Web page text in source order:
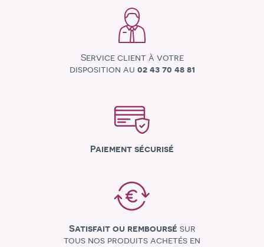
Service client à votre
disposition au 02 43 70 48 81
Paiement sécurisé
Satisfait ou remboursé sur
tous nos produits achetés en